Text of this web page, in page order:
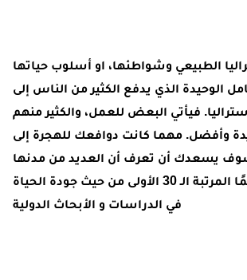
الطبيعي وشواطئها، او أسلوب حياتها
الوحيدة الذي يدفع الكثير من الناس إلى
فيأتي البعض للعمل، والكثير منهم
وأفضل. مهما كانت دوافعك للهجرة إلى
يسعدك أن تعرف أن العديد من مدنها
الرئيسية تحتل دائمًا المرتبة الـ 30 الأولى من حيث جودة الحياة
في الدراسات و الأبحاث الدولية